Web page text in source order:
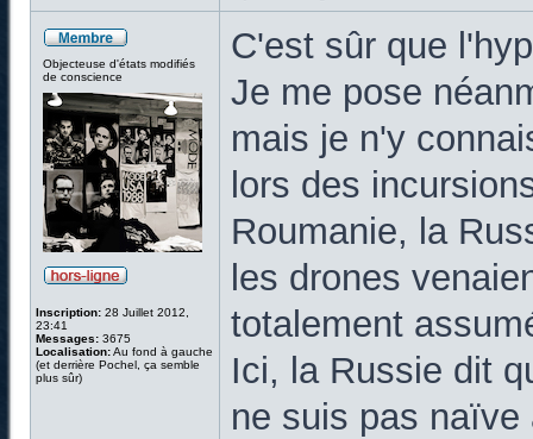
Objecteuse d'états modifiés
de conscience
Inscription: 28 Juillet 2012,
23:41
Messages: 3675
Localisation:Au fond à gauche
(et derrière Pochel, ça semble
plus sûr)
C'est sûr que
Je me pose
mais je n'y
lors des
Roumanie, la
les drones
totalement
Ici, la Russie dit
ne suis pas